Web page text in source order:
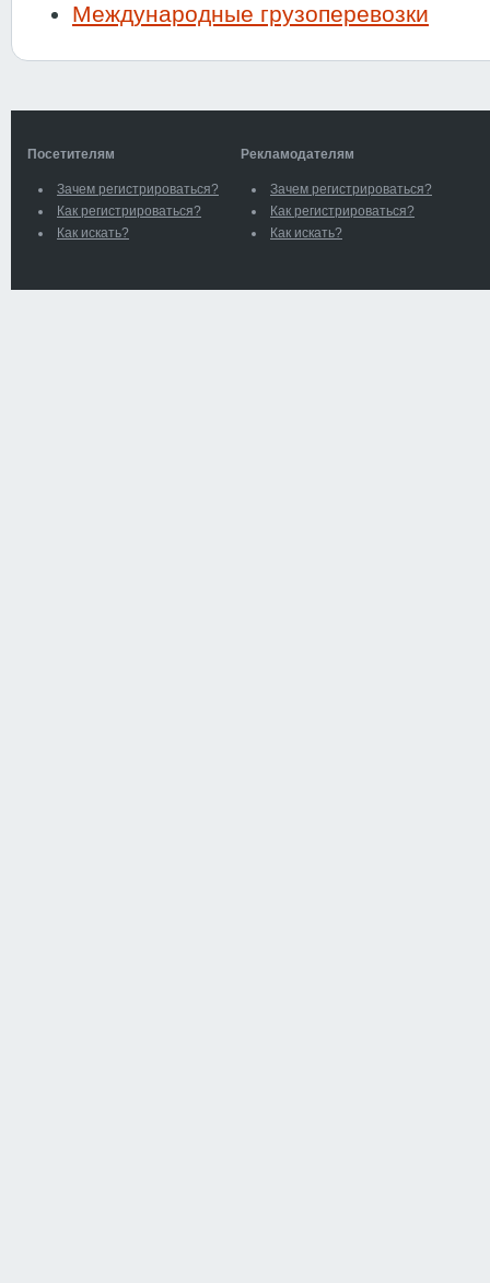
Международные грузоперевозки
Посетителям
Зачем регистрироваться?
Как регистрироваться?
Как искать?
Рекламодателям
Зачем регистрироваться?
Как регистрироваться?
Как искать?